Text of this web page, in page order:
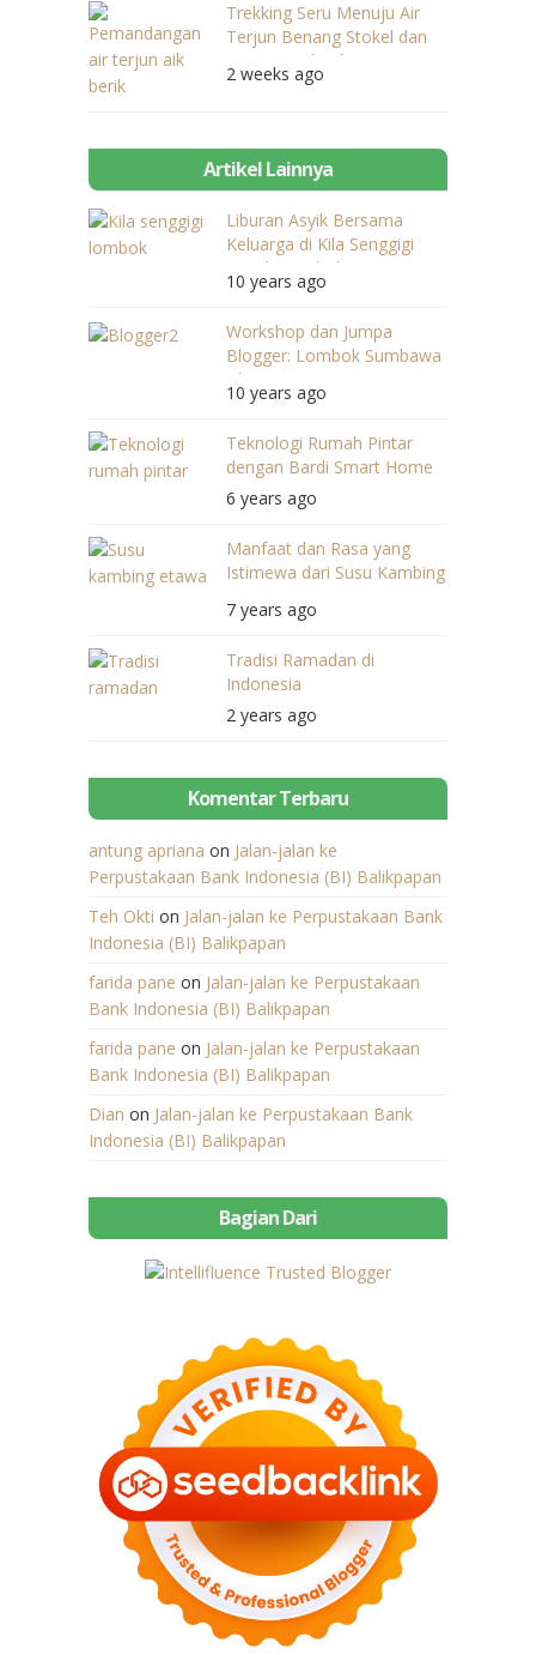
Trekking Seru Menuju Air
Terjun Benang Stokel dan
Benang Kelambu
2 weeks ago
Artikel Lainnya
Liburan Asyik Bersama
Keluarga di Kila Senggigi
Beach Lombok
10 years ago
Workshop dan Jumpa
Blogger: Lombok Sumbawa
Blogger Time
10 years ago
Teknologi Rumah Pintar
dengan Bardi Smart Home
6 years ago
Manfaat dan Rasa yang
Istimewa dari Susu Kambing
7 years ago
Tradisi Ramadan di
Indonesia
2 years ago
Komentar Terbaru
antung apriana on Jalan-jalan ke
Perpustakaan Bank Indonesia (BI) Balikpapan
Teh Okti on Jalan-jalan ke Perpustakaan Bank
Indonesia (BI) Balikpapan
farida pane on Jalan-jalan ke Perpustakaan
Bank Indonesia (BI) Balikpapan
farida pane on Jalan-jalan ke Perpustakaan
Bank Indonesia (BI) Balikpapan
Dian on Jalan-jalan ke Perpustakaan Bank
Indonesia (BI) Balikpapan
Bagian Dari